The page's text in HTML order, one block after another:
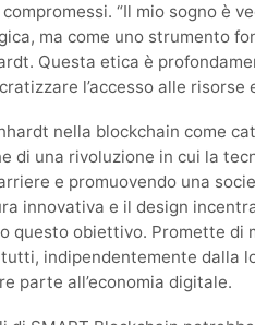
“Il mio sogno è
ma come uno strumento
Questa etica è
l’accesso alle
nella blockchain come
di una rivoluzione in cui la
e promuovendo una
innovativa e il design
questo obiettivo. Promette di
indipendentemente dalla
parte all’economia digitale.